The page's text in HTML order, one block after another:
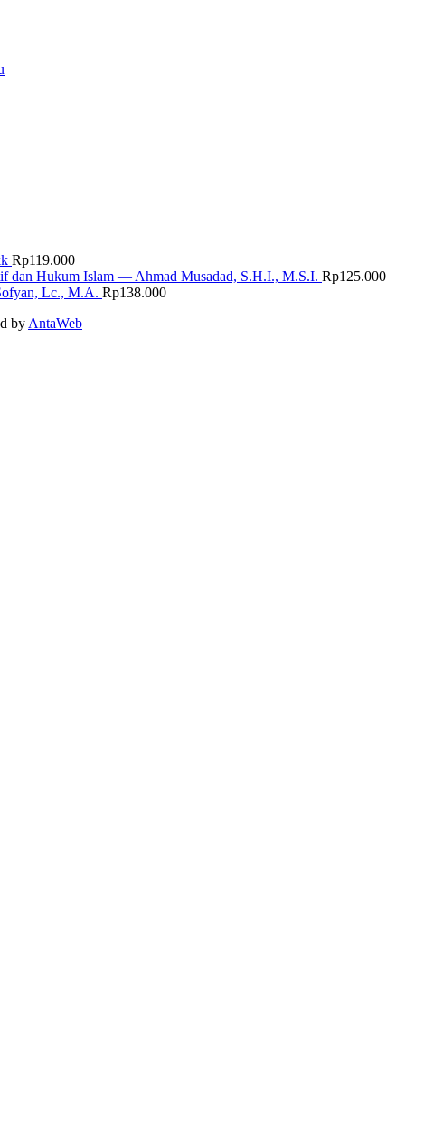
Rp119.000
dan Hukum Islam — Ahmad Musadad, S.H.I., M.S.I. Rp125.000
Lc., M.A. Rp138.000
by AntaWeb